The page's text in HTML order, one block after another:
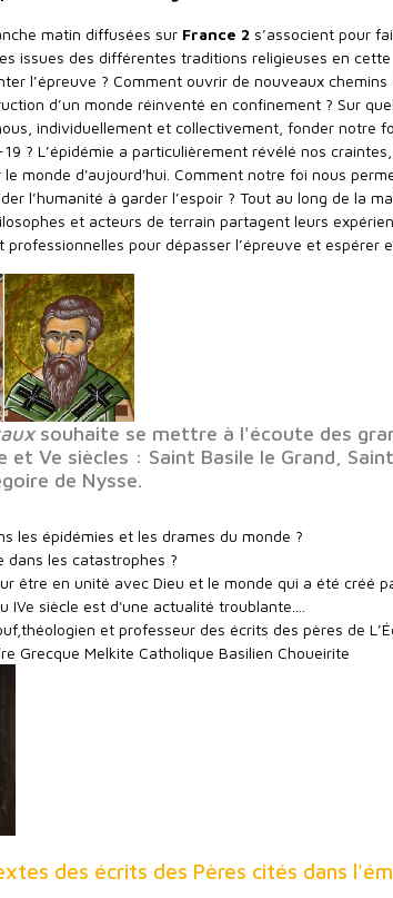
matin diffusées sur France 2 s’associent pour
issues des différentes traditions religieuses en cette
l’épreuve ? Comment ouvrir de nouveaux chemins
d’un monde réinventé en confinement ? Sur
individuellement et collectivement, fonder notre
? L’épidémie a particulièrement révélé nos
monde d'aujourd'hui. Comment notre foi nous
l’humanité à garder l’espoir ? Tout au long de la
et acteurs de terrain partagent leurs
pour dépasser l’épreuve et espérer
souhaite se mettre à l'écoute des
et Ve siècles : Saint Basile le Grand,
de Nysse.
les épidémies et les drames du monde ?
dans les catastrophes ?
être en unité avec Dieu et le monde qui a été créé
IVe siècle est d'une actualité troublante....
et professeur des écrits des pères de
Grecque Melkite Catholique Basilien Choueirite
des écrits des Pères cités dans